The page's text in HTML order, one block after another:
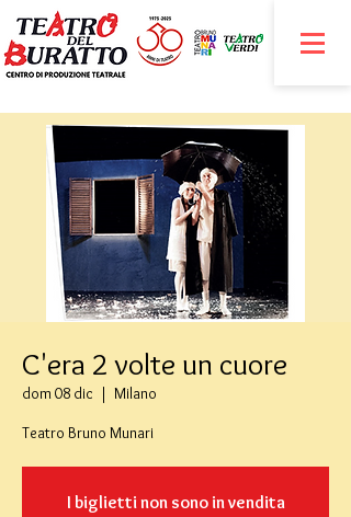
C'era 2 volte un cuore
dom 08 dic
  |
Milano
Teatro Bruno Munari
I biglietti non sono in vendita